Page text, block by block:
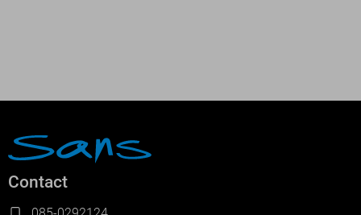
Contact